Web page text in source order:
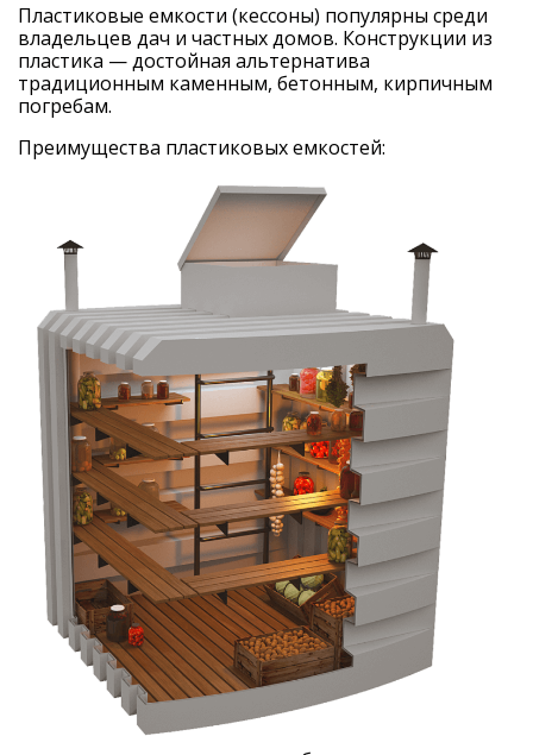
Пластиковые емкости (кессоны) популярны среди
владельцев дач и частных домов. Конструкции из
пластика — достойная альтернатива
традиционным каменным, бетонным, кирпичным
погребам.
Преимущества пластиковых емкостей: